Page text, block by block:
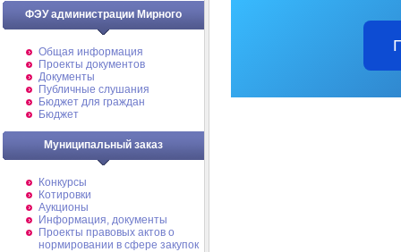
ФЭУ администрации Мирного
Общая информация
Проекты документов
Документы
Публичные слушания
Бюджет для граждан
Бюджет
Муниципальный заказ
Конкурсы
Котировки
Аукционы
Информация, документы
Проекты правовых актов о
нормировании в сфере закупок